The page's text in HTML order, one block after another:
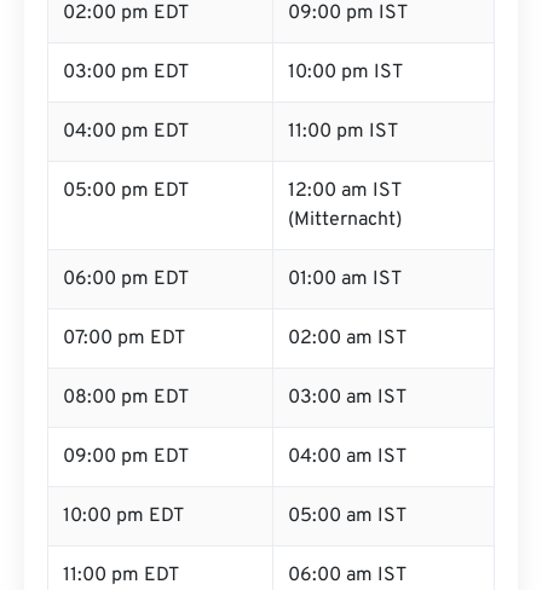
02:00 pm EDT 09:00 pm IST
03:00 pm EDT 10:00 pm IST
04:00 pm EDT 11:00 pm IST
05:00 pm EDT
12:00 am IST
(Mitternacht)
06:00 pm EDT 01:00 am IST
07:00 pm EDT 02:00 am IST
08:00 pm EDT 03:00 am IST
09:00 pm EDT 04:00 am IST
10:00 pm EDT 05:00 am IST
11:00 pm EDT 06:00 am IST